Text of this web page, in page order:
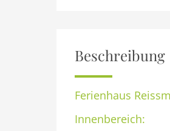
Beschreibung
Ferienhaus
Innenbereich: